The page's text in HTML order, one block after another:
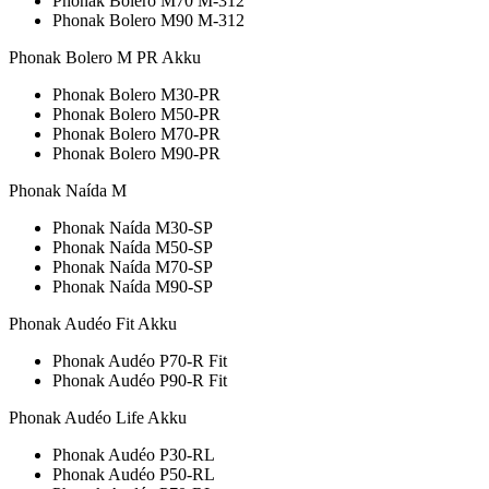
Phonak Bolero M90 M-312
Phonak Bolero M PR Akku
Phonak Bolero M30-PR
Phonak Bolero M50-PR
Phonak Bolero M70-PR
Phonak Bolero M90-PR
Phonak Naída M
Phonak Naída M30-SP
Phonak Naída M50-SP
Phonak Naída M70-SP
Phonak Naída M90-SP
Phonak Audéo Fit Akku
Phonak Audéo P70-R Fit
Phonak Audéo P90-R Fit
Phonak Audéo Life Akku
Phonak Audéo P30-RL
Phonak Audéo P50-RL